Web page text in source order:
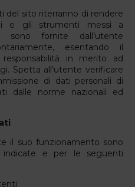
del sito riterranno di rendere
e gli strumenti messi a
sono fornite dall’utente
esentando il
in merito ad
Spetta all’utente verificare
di dati personali di
dalle norme nazionali ed
il suo funzionamento sono
indicate e per le seguenti